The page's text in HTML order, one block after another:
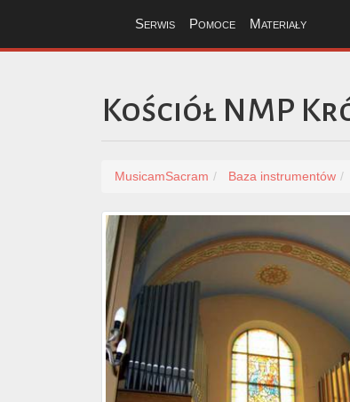
Serwis Pomoce Materiały
Kościół NMP
MusicamSacram Baza instrumentów